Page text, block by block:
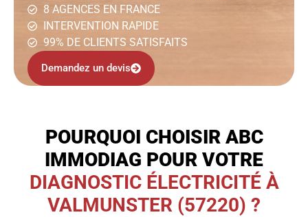
8 AGENCES EN FRANCE
INTERVENTION RAPIDE
99% DE CLIENTS SATISFAITS
Demandez un devis
POURQUOI CHOISIR ABC
IMMODIAG POUR VOTRE
DIAGNOSTIC ÉLECTRICITÉ À
VALMUNSTER (57220) ?